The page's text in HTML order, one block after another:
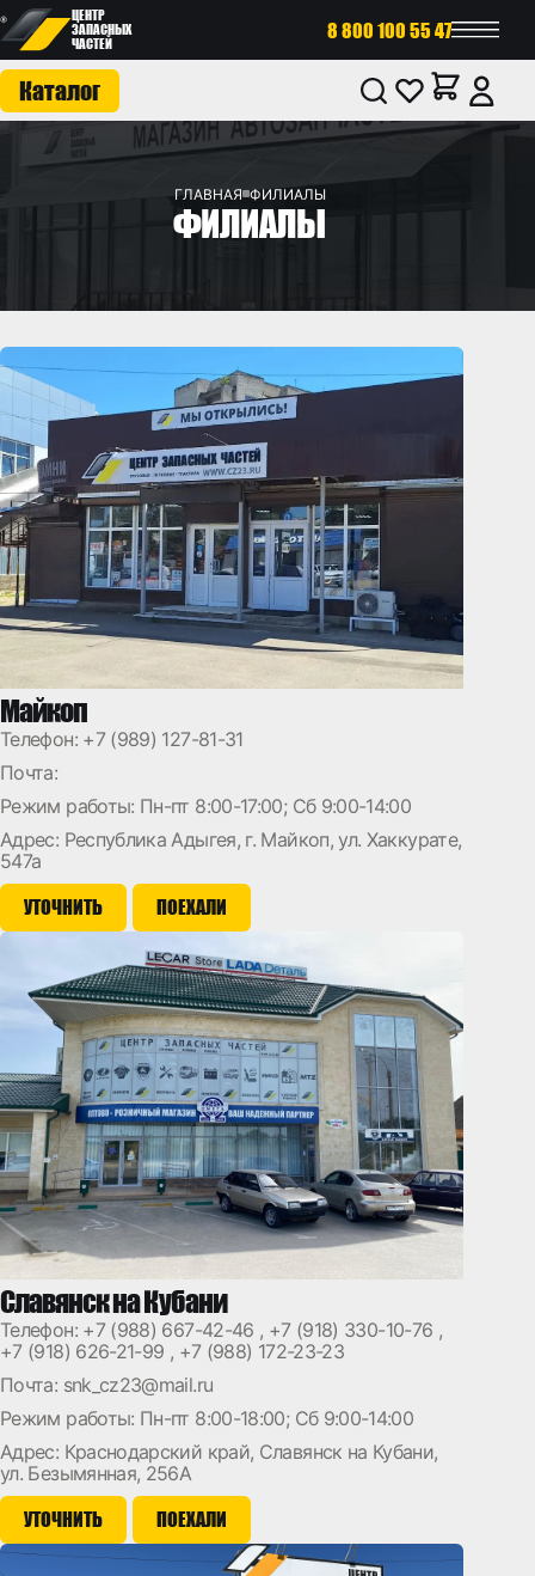
ЦЕНТР
ЗАПАСНЫХ
ЧАСТЕЙ
8 800 100 55 47
Каталог
ГЛАВНАЯ ФИЛИАЛЫ
ФИЛИАЛЫ
Майкоп
Телефон: +7 (989) 127-81-31
Почта:
Режим работы: Пн-пт 8:00-17:00; Сб 9:00-14:00
Адрес: Республика Адыгея, г. Майкоп, ул. Хаккурате,
547а
УТОЧНИТЬ ПОЕХАЛИ
Славянск на Кубани
Телефон: +7 (988) 667-42-46 , +7 (918) 330-10-76 ,
+7 (918) 626-21-99 , +7 (988) 172-23-23
Почта: snk_cz23@mail.ru
Режим работы: Пн-пт 8:00-18:00; Сб 9:00-14:00
Адрес: Краснодарский край, Славянск на Кубани,
ул. Безымянная, 256А
УТОЧНИТЬ ПОЕХАЛИ